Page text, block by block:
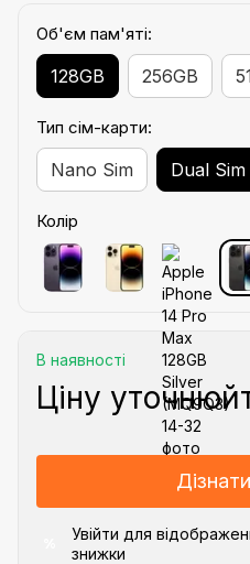
Об'єм пам'яті:
128GB 256GB
Тип сім-карти:
Nano Sim Dual Sim
Колір
В наявності
Ціну
Увійти для
знижки